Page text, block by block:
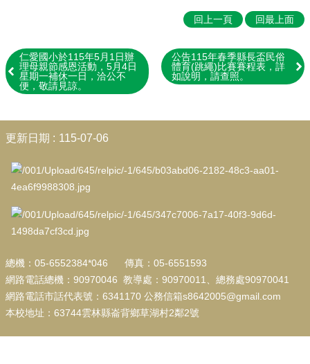
學
生
專
園
果
務
E
化
教
導
處
宣
回上一頁 回最上面
仁愛國小於115年5月1日辦
理母親節感恩活動，5月4日
星期一補休一日，洽公不
便，敬請見諒。
公告115年春季縣長盃民俗
體育(跳繩)比賽賽程表，詳
如說明，請查照。
更新日期
115-07-06
總機：05-6552384*046 傳真：05-6551593
網路電話總機：90970046 教導處：90970011、總務處90970041
網路電話市話代表號：6341170 公務信箱s8642005@gmail.com
本校地址：63744雲林縣崙背鄉草湖村2鄰2號